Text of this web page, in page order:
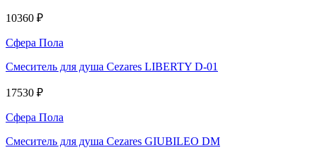
10360 ₽
Сфера Пола
Смеситель для душа Cezares LIBERTY D-01
17530 ₽
Сфера Пола
Смеситель для душа Cezares GIUBILEO DM